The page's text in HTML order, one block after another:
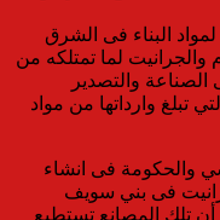
البناء فى الشرق
لما تمتلكه من
والتصدير
تبلغ وارداتها من مواد
والحكومة فى انشاء
فى بني سويف
تلك المصانع تستطيع